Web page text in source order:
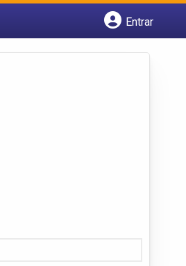
Entrar